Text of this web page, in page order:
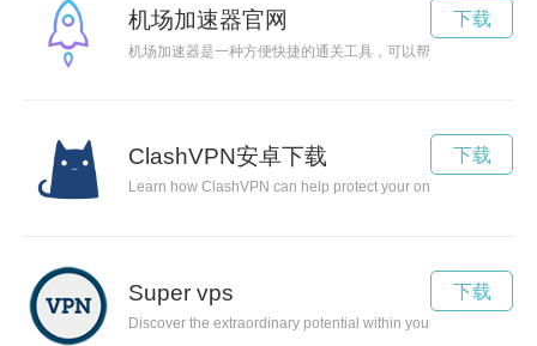
机场加速器官网
机场加速器是一种方便快捷的通关工具，可以帮助旅客更快地
下载
ClashVPN安卓下载
Learn how ClashVPN can help protect your online privacy
下载
Super vps
Discover the extraordinary potential within yourself and how
下载